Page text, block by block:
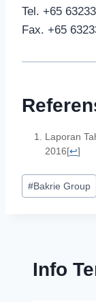
Tel. +65
Fax. +65
Laporan
2016[↩]
#Bakrie Group
Info